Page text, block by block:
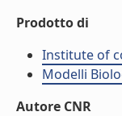
Prodotto di
Institute of
Modelli
Autore CNR